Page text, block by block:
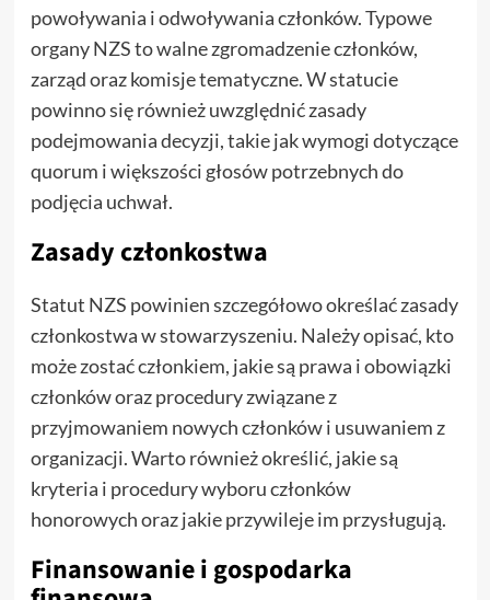
powoływania i odwoływania członków. Typowe
organy NZS to walne zgromadzenie członków,
zarząd oraz komisje tematyczne. W statucie
powinno się również uwzględnić zasady
podejmowania decyzji, takie jak wymogi dotyczące
quorum i większości głosów potrzebnych do
podjęcia uchwał.
Zasady członkostwa
Statut NZS powinien szczegółowo określać zasady
członkostwa w stowarzyszeniu. Należy opisać, kto
może zostać członkiem, jakie są prawa i obowiązki
członków oraz procedury związane z
przyjmowaniem nowych członków i usuwaniem z
organizacji. Warto również określić, jakie są
kryteria i procedury wyboru członków
honorowych oraz jakie przywileje im przysługują.
Finansowanie i gospodarka